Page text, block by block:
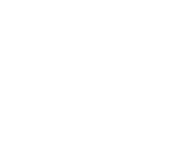
ក៏អនុញ្ញាតកាត់ឆ្វៀលឱ្យ
ឆ្នាំ២០១១»។ លោកបន្ថែ
ការដីស្រែដើម្បីចិញ្ចឹមជីវិ
បានតែម្ដងទេ បានតែបីខែ
សិទ្ធិមនុស្សនៃសមាគម
រដ្ឋបាលស្រុកតាំងគោក
អាជ្ញាធរទទួលស្គាល់ពីក
ប្រសិនបើដីនោះមានទីតាំងតូ
កន្លែងផ្សេង ជាទម្រង់ដីស